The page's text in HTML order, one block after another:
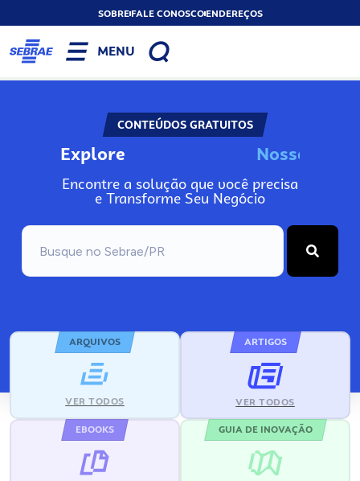
SOBREFALE CONOSCOENDEREÇOS
MENU
CONTEÚDOS GRATUITOS
Explore Noss
Encontre a solução que você precisa
e Transforme Seu Negócio
ARQUIVOS
VER TODOS
ARTIGOS
VER TODOS
EBOOKS GUIA DE INOVAÇÃO